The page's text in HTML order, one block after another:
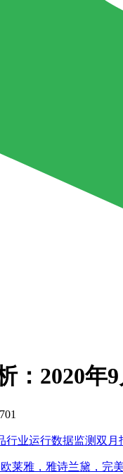
：2020年
行业运行数据监测双月
莱雅，雅诗兰黛，完